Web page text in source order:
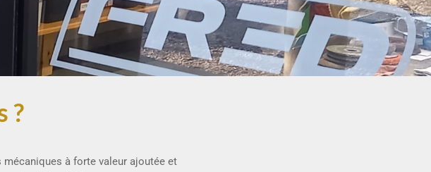
?
à forte valeur ajoutée et